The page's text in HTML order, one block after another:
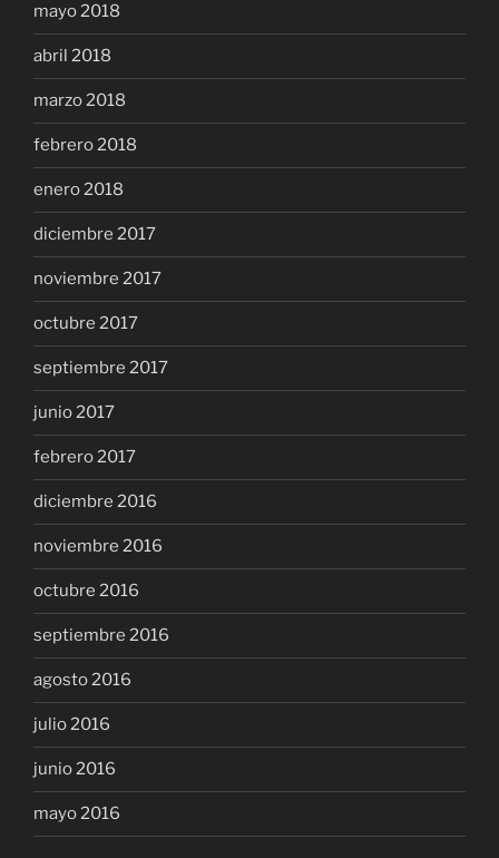
mayo 2018
abril 2018
marzo 2018
febrero 2018
enero 2018
diciembre 2017
noviembre 2017
octubre 2017
septiembre 2017
junio 2017
febrero 2017
diciembre 2016
noviembre 2016
octubre 2016
septiembre 2016
agosto 2016
julio 2016
junio 2016
mayo 2016